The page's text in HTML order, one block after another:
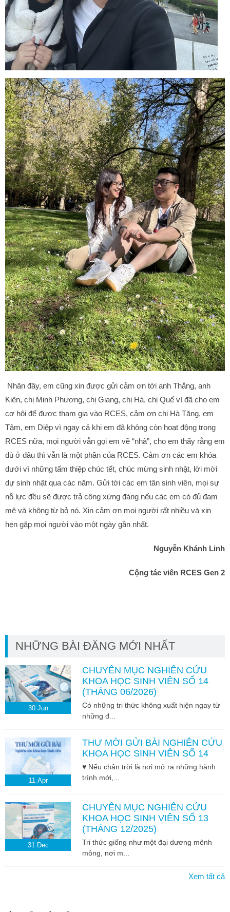
Nhân đây, em cũng xin được gửi cảm ơn tới anh Thắng, anh
Kiên, chị Minh Phương, chị Giang, chị Hà, chị Quế vì đã cho em
cơ hội để được tham gia vào RCES, cảm ơn chị Hà Tăng, em
Tâm, em Diệp vì ngay cả khi em đã không còn hoạt động trong
RCES nữa, mọi người vẫn gọi em về “nhà”, cho em thấy rằng em
dù ở đâu thì vẫn là một phần của RCES. Cảm ơn các em khóa
dưới vì những tấm thiệp chúc tết, chúc mừng sinh nhật, lời mời
dự sinh nhật qua các năm. Gửi tới các em tân sinh viên, mọi sự
nỗ lực đều sẽ được trả công xứng đáng nếu các em có đủ đam
mê và không từ bỏ nó. Xin cảm ơn mọi người rất nhiều và xin
hẹn gặp mọi người vào một ngày gần nhất.
Nguyễn Khánh Linh
Cộng tác viên RCES Gen 2
NHỮNG BÀI ĐĂNG MỚI NHẤT
30 Jun
CHUYÊN MỤC NGHIÊN CỨU
KHOA HỌC SINH VIÊN SỐ 14
(THÁNG 06/2026)
Có những tri thức không xuất hiện ngay từ
những đ...
11 Apr
THƯ MỜI GỬI BÀI NGHIÊN CỨU
KHOA HỌC SINH VIÊN SỐ 14
♥ Nếu chân trời là nơi mở ra những hành
trình mới,...
31 Dec
CHUYÊN MỤC NGHIÊN CỨU
KHOA HỌC SINH VIÊN SỐ 13
(THÁNG 12/2025)
Tri thức giống như một đại dương mênh
mông, nơi m...
Xem tất cả